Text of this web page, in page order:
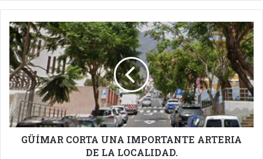
GÜÍMAR
CORTA
UNA
IMPORTANTE
ARTERIA
DE
LA
LOCALIDAD.
GÜÍMAR CORTA UNA IMPORTANTE ARTERIA
DE LA LOCALIDAD.